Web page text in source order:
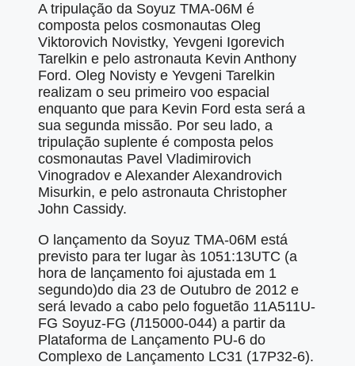
A tripulação da Soyuz TMA-06M é
composta pelos cosmonautas Oleg
Viktorovich Novistky, Yevgeni Igorevich
Tarelkin e pelo astronauta Kevin Anthony
Ford. Oleg Novisty e Yevgeni Tarelkin
realizam o seu primeiro voo espacial
enquanto que para Kevin Ford esta será a
sua segunda missão. Por seu lado, a
tripulação suplente é composta pelos
cosmonautas Pavel Vladimirovich
Vinogradov e Alexander Alexandrovich
Misurkin, e pelo astronauta Christopher
John Cassidy.
O lançamento da Soyuz TMA-06M está
previsto para ter lugar às 1051:13UTC (a
hora de lançamento foi ajustada em 1
segundo)do dia 23 de Outubro de 2012 e
será levado a cabo pelo foguetão 11A511U-
FG Soyuz-FG (Л15000-044) a partir da
Plataforma de Lançamento PU-6 do
Complexo de Lançamento LC31 (17P32-6).